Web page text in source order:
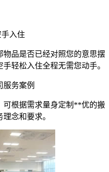
手入住
品是否已经对照您的意思摆
轻松入住全程无需您动手。
服务案例
可根据需求量身定制**优的搬
念和要求。